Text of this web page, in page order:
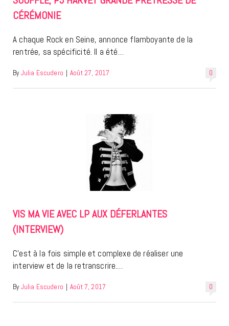
CÉRÉMONIE
A chaque Rock en Seine, annonce flamboyante de la
rentrée, sa spécificité. Il a été…
0
By Julia Escudero | Août 27, 2017
VIS MA VIE AVEC LP AUX DÉFERLANTES
(INTERVIEW)
C’est à la fois simple et complexe de réaliser une
interview et de la retranscrire.…
0
By Julia Escudero | Août 7, 2017